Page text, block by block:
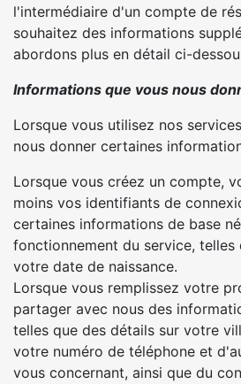
l'intermédiaire d'un compte de
souhaitez des informations
abordons plus en détail ci-
Informations que vous nous
Lorsque vous utilisez nos
nous donner certaines
Lorsque vous créez un compte,
moins vos identifiants de
certaines informations de base
fonctionnement du service, telles
votre date de naissance.
Lorsque vous remplissez votre
partager avec nous des
telles que des détails sur votre
votre numéro de téléphone et
vous concernant, ainsi que du